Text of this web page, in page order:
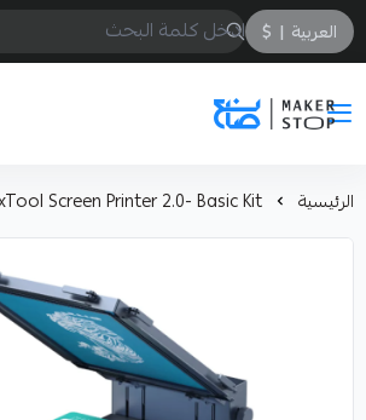
العربية |
$
صانع
الرئيسية Screen Printer 2.0- Basic Kit